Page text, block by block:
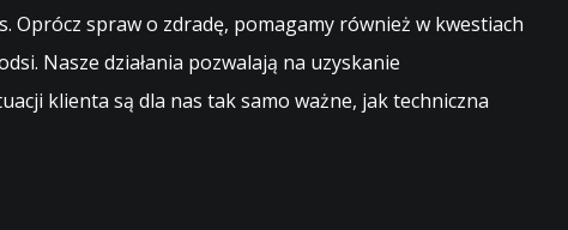
Oprócz spraw o zdradę, pomagamy również w kwestiach
Nasze działania pozwalają na uzyskanie
klienta są dla nas tak samo ważne, jak techniczna